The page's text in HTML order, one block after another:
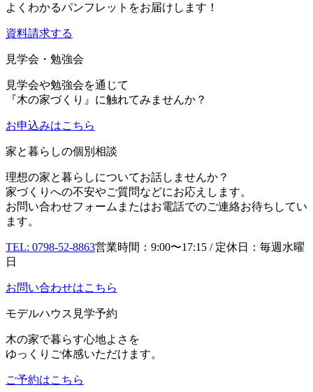
よくわかるパンフレットをお届けします！
資料請求する
見学会・勉強会
見学会や勉強会を通じて
『木の家づくり』に触れてみませんか？
お申込みはこちら
家と暮らしの個別相談
理想の家と暮らしについてお話しませんか？
家づくりへの不安やご質問などにお応えします。
お問い合わせフォームまたはお電話でのご連絡お待ちしてい
ます。
TEL: 0798-52-8863営業時間：9:00〜17:15 / 定休日：毎週水曜
日
お問い合わせはこちら
モデルハウス見学予約
木の家で暮らす心地よさを
ゆっくりご体感いただけます。
ご予約はこちら